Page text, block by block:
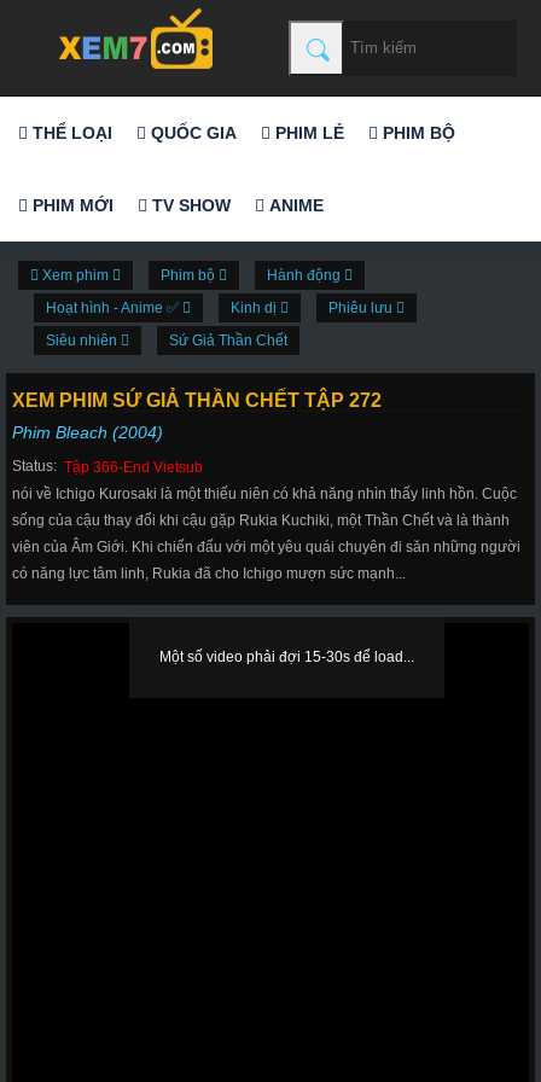
THỂ LOẠI QUỐC GIA PHIM LẺ PHIM BỘ
PHIM MỚI TV SHOW ANIME
Xem phim Phim bộ
Hành động
Hoạt hình - Anime ✅
Kinh dị
Phiêu lưu
Siêu nhiên
Sứ Giả Thần Chết
XEM PHIM SỨ GIẢ THẦN CHẾT TẬP 272
Phim Bleach (2004)
Status: Tập 366-End Vietsub
nói về Ichigo Kurosaki là một thiếu niên có khả năng nhìn thấy linh hồn. Cuộc
sống của cậu thay đổi khi cậu gặp Rukia Kuchiki, một Thần Chết và là thành
viên của Âm Giới. Khi chiến đấu với một yêu quái chuyên đi săn những người
có năng lực tâm linh, Rukia đã cho Ichigo mượn sức mạnh...
Một số video phải đợi 15-30s để load...